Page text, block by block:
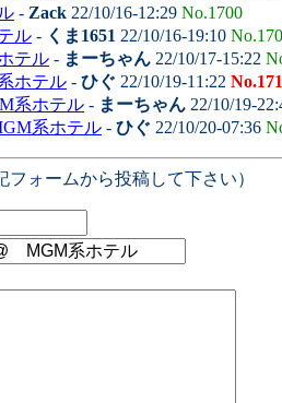
- Zack 22/10/16-12:29 No.1700
ル - くま1651 22/10/16-19:10
テル - まーちゃん 22/10/17-15:22
ホテル - ひぐ 22/10/19-11:22
系ホテル - まーちゃん 22/10/19-
系ホテル - ひぐ 22/10/20-07:36
ォームから投稿して下さい）